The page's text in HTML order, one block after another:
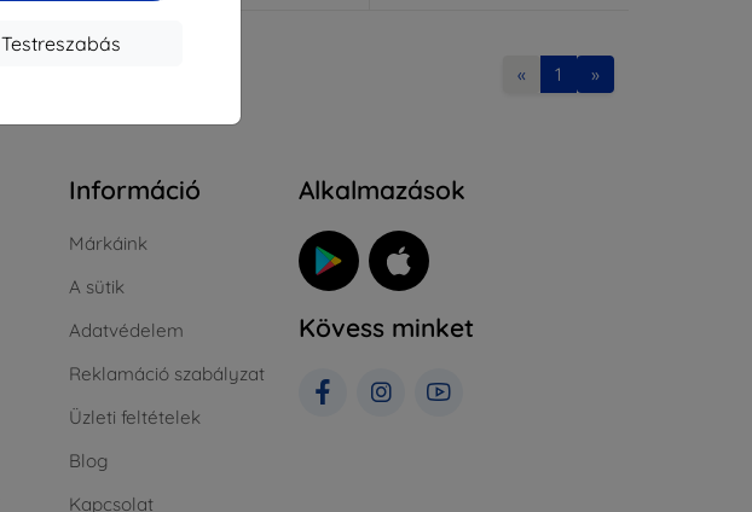
Testreszabás
« 1 »
Információ
Márkáink
A sütik
Adatvédelem
Reklamáció szabályzat
Üzleti feltételek
Blog
Kapcsolat
Alkalmazások
Kövess minket